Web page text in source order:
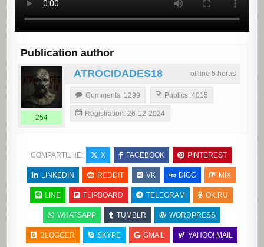
Publication author
offline 5 horas
ATROCIDADES18
254
Comments: 1299 Publics: 4015
Registration: 26-12-2024
COMPARTILHE: X FACEBOOK PINTEREST
LINKEDIN REDDIT VK DIGG MIX
LINE FLIPBOARD TELEGRAM OK.RU
WHATSAPP TUMBLR WORDPRESS
BLOGGER SKYPE GMAIL YAHOO! MAIL